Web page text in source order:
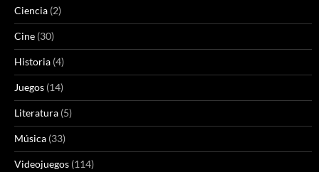
Ciencia (2)
Cine (30)
Historia (4)
Juegos (14)
Literatura (5)
Música (33)
Videojuegos (114)